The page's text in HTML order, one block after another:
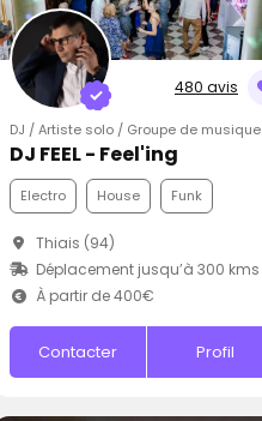
480 avis
DJ / Artiste solo / Groupe de musique
DJ FEEL - Feel'ing
Electro House Funk
Thiais (94)
Déplacement jusqu’à 300 kms
À partir de 400€
Contacter Profil